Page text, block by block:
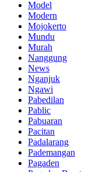
Model
Modern
Mojokerto
Mundu
Murah
Nanggung
News
Nganjuk
Ngawi
Pabedilan
Pablic
Pabuaran
Pacitan
Padalarang
Pademangan
Pagaden